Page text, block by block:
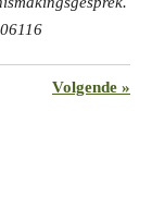
Volgende »